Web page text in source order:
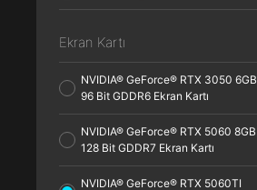
Ekran Kartı
NVIDIA® GeForce® RTX 3050 6GB
96 Bit GDDR6 Ekran Kartı
NVIDIA® GeForce® RTX 5060 8GB
128 Bit GDDR7 Ekran Kartı
NVIDIA® GeForce® RTX 5060TI